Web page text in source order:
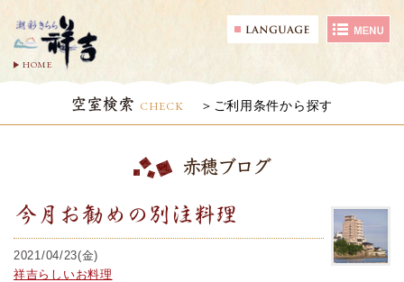
HOME
空室検索 CHECK ご利用条件から探す
赤穂ブログ
今月お勧めの別注料理
2021/04/23(金)
祥吉らしいお料理